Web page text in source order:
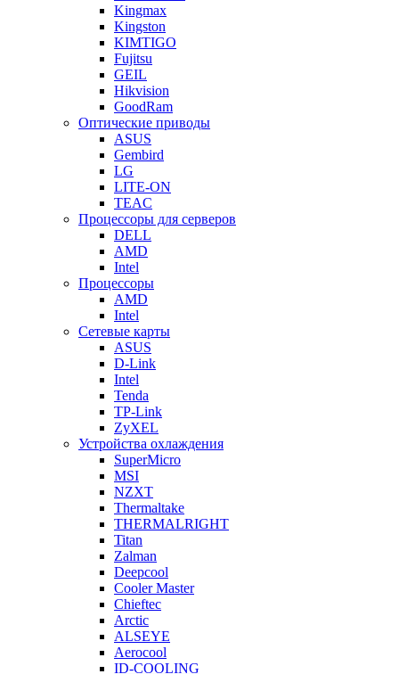
Kingmax
Kingston
KIMTIGO
Fujitsu
GEIL
Hikvision
GoodRam
Оптические приводы
ASUS
Gembird
LG
LITE-ON
TEAC
Процессоры для серверов
DELL
AMD
Intel
Процессоры
AMD
Intel
Сетевые карты
ASUS
D-Link
Intel
Tenda
TP-Link
ZyXEL
Устройства охлаждения
SuperMicro
MSI
NZXT
Thermaltake
THERMALRIGHT
Titan
Zalman
Deepcool
Cooler Master
Chieftec
Arctic
ALSEYE
Aerocool
ID-COOLING